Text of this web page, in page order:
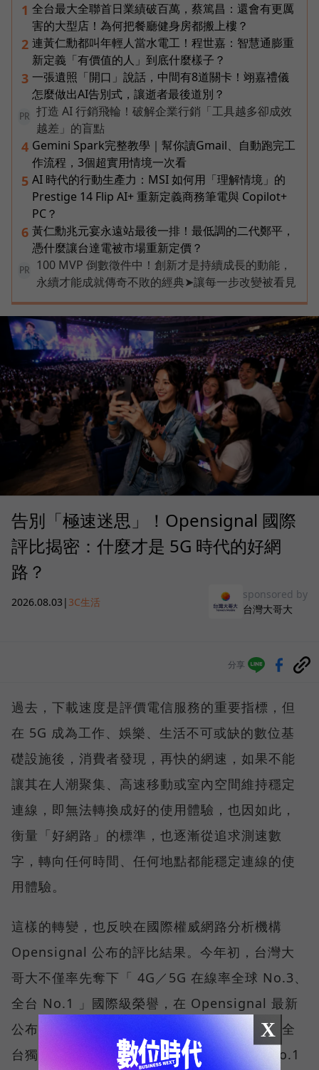
1 全台最大全聯首日業績破百萬，蔡篤昌：還會有更厲
害的大型店！為何把餐廳健身房都搬上樓？
2 連黃仁勳都叫年輕人當水電工！程世嘉：智慧通膨重
新定義「有價值的人」到底什麼樣子？
3 一張遺照「開口」說話，中間有8道關卡！翊嘉禮儀
怎麼做出AI告別式，讓逝者最後道別？
PR
打造 AI 行銷飛輪！破解企業行銷「工具越多卻成效
越差」的盲點
4 Gemini Spark完整教學｜幫你讀Gmail、自動跑完工
作流程，3個超實用情境一次看
5 AI 時代的行動生產力：MSI 如何用「理解情境」的
Prestige 14 Flip AI+ 重新定義商務筆電與 Copilot+
PC？
6 黃仁勳兆元宴永遠站最後一排！最低調的二代鄭平，
憑什麼讓台達電被市場重新定價？
PR
100 MVP 倒數徵件中！創新才是持續成長的動能，
永續才能成就傳奇不敗的經典➤讓每一步改變被看見
告別「極速迷思」！Opensignal 國際
評比揭密：什麼才是 5G 時代的好網
路？
2026.08.03 | 3C生活
sponsored by
台灣大哥大
分享
過去，下載速度是評價電信服務的重要指標，但
在 5G 成為工作、娛樂、生活不可或缺的數位基
礎設施後，消費者發現，再快的網速，如果不能
讓其在人潮聚集、高速移動或室內空間維持穩定
連線，即無法轉換成好的使用體驗，也因如此，
衡量「好網路」的標準，也逐漸從追求測速數
字，轉向任何時間、任何地點都能穩定連線的使
用體驗。
這樣的轉變，也反映在國際權威網路分析機構
Opensignal 公布的評比結果。今年初，台灣大
哥大不僅率先奪下「 4G／5G 在線率全球 No.3、
全台 No.1 」國際級榮譽，在 Opensignal 最新
公布的台灣行動網路體驗報告中，更一舉斬獲全
台獨有的「可靠性體驗」與「品質一致性」No.1
X